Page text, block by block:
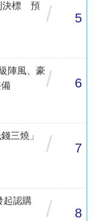
決標 預
/ 5
陣風、豪/ 6
三燒」
/ 7
認購
/ 8